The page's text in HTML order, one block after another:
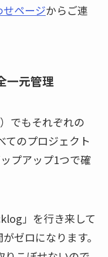
せページからご連
一元管理
でもそれぞれの
てのプロジェクト
プアップ1つで確
」を行き来して
ゼロになります。